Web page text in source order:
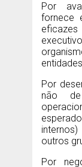
Por
fornece
Por
não
outros
Por